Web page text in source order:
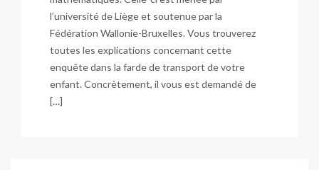
l’université de Liège et soutenue par la
Fédération Wallonie-Bruxelles. Vous trouverez
toutes les explications concernant cette
enquête dans la farde de transport de votre
enfant. Concrètement, il vous est demandé de
[…]